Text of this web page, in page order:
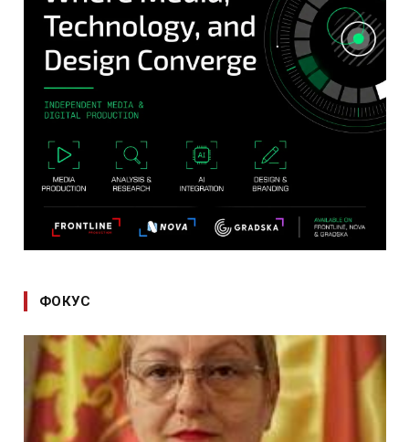
ФОКУС